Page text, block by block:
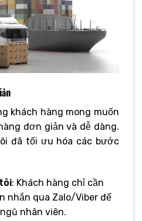
khách hàng mong muốn
đơn giản và dễ dàng.
đã tối ưu hóa các bước
: Khách hàng chỉ cần
nhắn qua Zalo/Viber để
nhân viên.